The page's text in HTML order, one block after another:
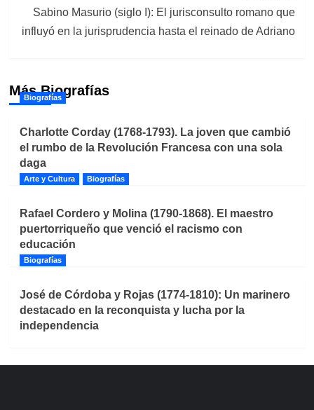
Sabino Masurio (siglo I): El jurisconsulto romano que
influyó en la jurisprudencia hasta el reinado de Adriano
Más Biografías
Biografías
Charlotte Corday (1768-1793). La joven que cambió
el rumbo de la Revolución Francesa con una sola
daga
Arte y Cultura Biografías
Rafael Cordero y Molina (1790-1868). El maestro
puertorriqueño que venció el racismo con
educación
Biografías
José de Córdoba y Rojas (1774-1810): Un marinero
destacado en la reconquista y lucha por la
independencia